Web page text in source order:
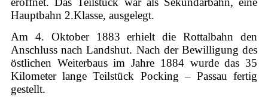
Hauptbahn 2.Klasse, ausgelegt.
Am 4. Oktober 1883 erhielt die Rottalbahn den
Anschluss nach Landshut. Nach der Bewilligung des
östlichen Weiterbaus im Jahre 1884 wurde das 35
Kilometer lange Teilstück Pocking – Passau fertig
gestellt.